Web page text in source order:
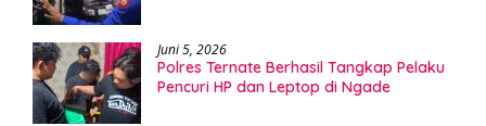
Juni 5, 2026
Polres Ternate Berhasil Tangkap Pelaku
Pencuri HP dan Leptop di Ngade